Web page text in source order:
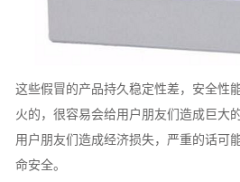
这些假冒的产品持久稳定性差，安全性
火的，很容易会给用户朋友们造成巨大
用户朋友们造成经济损失，严重的话可
命安全。